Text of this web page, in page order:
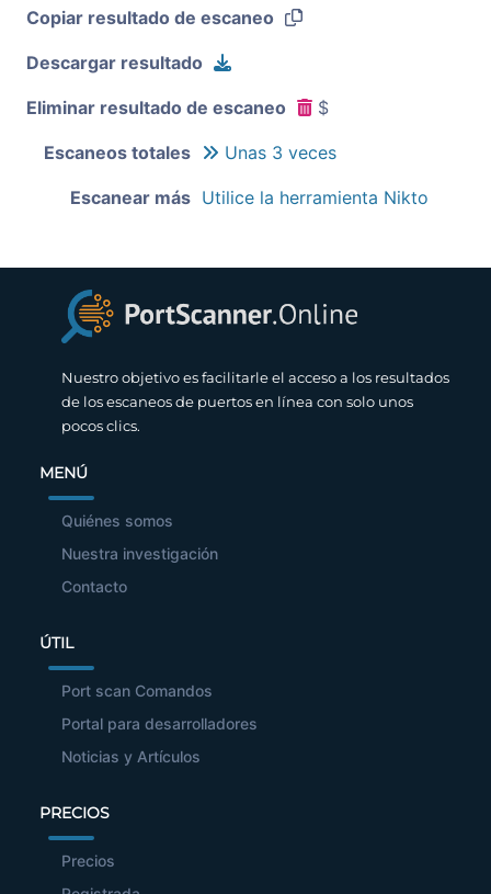
Copiar resultado de escaneo
Descargar resultado
Eliminar resultado de escaneo $
Escaneos totales Unas 3 veces
Escanear más Utilice la herramienta Nikto
Nuestro objetivo es facilitarle el acceso a los resultados
de los escaneos de puertos en línea con solo unos
pocos clics.
MENÚ
Quiénes somos
Nuestra investigación
Contacto
ÚTIL
Port scan Comandos
Portal para desarrolladores
Noticias y Artículos
PRECIOS
Precios